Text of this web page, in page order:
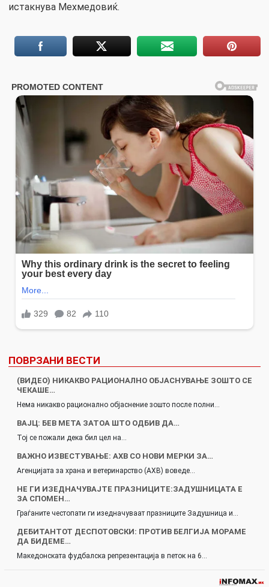
истакнува Мехмедовиќ.
ПОВРЗАНИ ВЕСТИ
(ВИДЕО) НИКАКВО РАЦИОНАЛНО ОБЈАСНУВАЊЕ ЗОШТО СЕ
ЧЕКАШЕ…
Нема никакво рационално објаснение зошто после полни…
ВАЈЦ: БЕВ МЕТА ЗАТОА ШТО ОДБИВ ДА…
Тој се пожали дека бил цел на…
ВАЖНО ИЗВЕСТУВАЊЕ: АХВ СО НОВИ МЕРКИ ЗА…
Агенцијата за храна и ветеринарство (АХВ) воведе…
НЕ ГИ ИЗЕДНАЧУВАЈТЕ ПРАЗНИЦИТЕ:ЗАДУШНИЦАТА Е
ЗА СПОМЕН…
Граѓаните честопати ги изедначуваат празниците Задушница и…
ДЕБИТАНТОТ ДЕСПОТОВСКИ: ПРОТИВ БЕЛГИЈА МОРАМЕ
ДА БИДЕМЕ…
Македонската фудбалска репрезентација в петок на 6…